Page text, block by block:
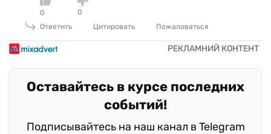
0
0
Ответить
Цитировать Пожаловаться
Оставайтесь в курсе последних
событий!
Подписывайтесь на наш канал в Telegram